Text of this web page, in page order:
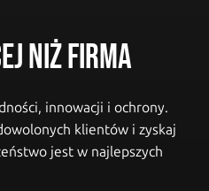
NIŻ FIRMA
innowacji i ochrony.
klientów i zyskaj
jest w najlepszych